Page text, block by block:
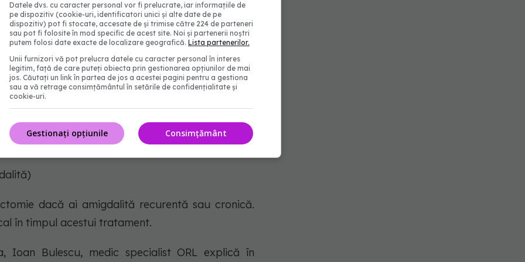
complet cu antibiotice. Dacă nu iei întregul
agrava chiar dacă simptomele par să fi dispărut
a funcționat, medicul ți-ar putea cere să
de control.
durerii
îți poate sugera și analgezice fără prescripție
dacă ai amigdalită recurentă sau cronică.
în timpul acestui tratament.
Ioan Bulescu, medic specialist ORL explică în
Datele dvs. cu caracter personal vor fi prelucrate, iar informațiile de
pe dispozitiv (cookie-uri, identificatori unici și alte date de pe
dispozitiv) pot fi stocate, accesate de și trimise către 224 de parteneri
sau pot fi folosite în mod specific de acest site. Noi și partenerii noștri
putem folosi date exacte de localizare geografică. Lista partenerilor.
Unii furnizori vă pot prelucra datele cu caracter personal în interes
legitim, față de care puteți obiecta prin gestionarea opțiunilor de mai
jos. Căutați un link în partea de jos a acestei pagini pentru a gestiona
sau a vă retrage consimțământul în setările de confidențialitate și
cookie-uri.
Consimțământ
Gestionați opțiunile